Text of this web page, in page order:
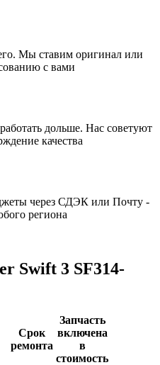
Мы ставим оригинал или
с вами
дольше. Нас советуют
качества
через СДЭК или Почту -
региона
Swift 3 SF314-
Срок
ремонта
Запчасть
включена
в
стоимость